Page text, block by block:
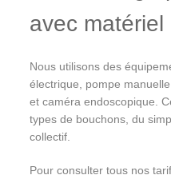
avec
Nous utilisons des
électrique, pompe
et caméra endoscopique.
types de bouchons, du
collectif.
Pour consulter tous nos